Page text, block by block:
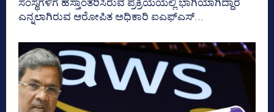
ಸಂಸ್ಥೆಗಳಿಗೆ ಹಸ್ತಾಂತರಿಸಿರುವ ಪ್ರಕ್ರಿಯೆಯಲ್ಲಿ ಭಾಗಿಯಾಗಿದ್ದಾರೆ
ಎನ್ನಲಾಗಿರುವ ಆರೋಪಿತ ಅಧಿಕಾರಿ ಐಎಫ್‌ಎಸ್‌...